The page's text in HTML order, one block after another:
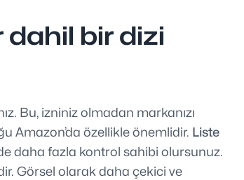
dahil bir dizi
Bu, izniniz olmadan markanızı
Amazon’da özellikle önemlidir. Liste
daha fazla kontrol sahibi olursunuz.
Görsel olarak daha çekici ve